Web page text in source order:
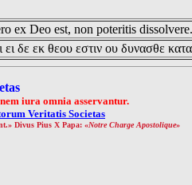
ex Deo est, non poteritis dissolvere.
δε εκ θεου εστιν ου δυνασθε
iura omnia asservantur.
Veritatis Societas
Divus Pius X Papa: «Notre Charge Apostolique»